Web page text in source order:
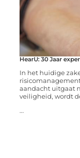
HearU: 30 Jaar
In het huidige
aandacht uitgaat
veiligheid, wordt
...